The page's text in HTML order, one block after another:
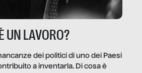
UN LAVORO?
dei politici di uno dei Paesi
a inventarla. Di cosa è